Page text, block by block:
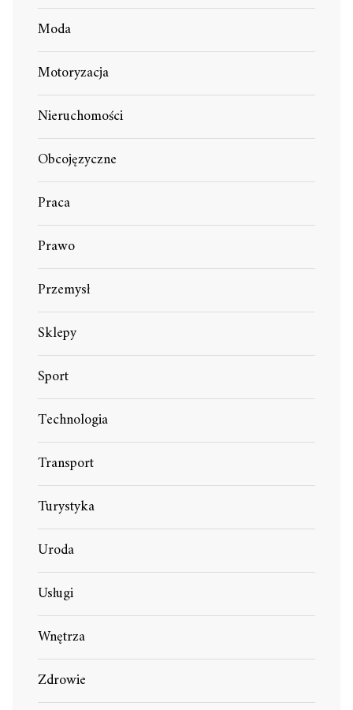
Moda
Motoryzacja
Nieruchomości
Obcojęzyczne
Praca
Prawo
Przemysł
Sklepy
Sport
Technologia
Transport
Turystyka
Uroda
Usługi
Wnętrza
Zdrowie